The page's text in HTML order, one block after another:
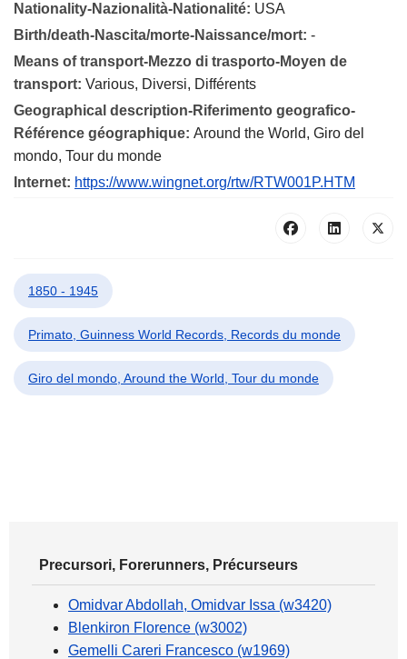
Nationality-Nazionalità-Nationalité: USA
Birth/death-Nascita/morte-Naissance/mort: -
Means of transport-Mezzo di trasporto-Moyen de
transport: Various, Diversi, Différents
Geographical description-Riferimento geografico-
Référence géographique: Around the World, Giro del
mondo, Tour du monde
Internet: https://www.wingnet.org/rtw/RTW001P.HTM
1850 - 1945
Primato, Guinness World Records, Records du monde
Giro del mondo, Around the World, Tour du monde
Precursori, Forerunners, Précurseurs
Omidvar Abdollah, Omidvar Issa (w3420)
Blenkiron Florence (w3002)
Gemelli Careri Francesco (w1969)